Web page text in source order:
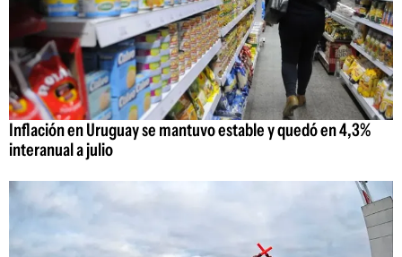
Inflación en Uruguay se mantuvo estable y quedó en 4,3%
interanual a julio